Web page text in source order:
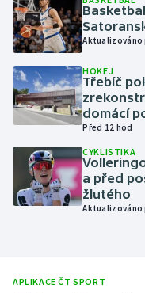
Moderní pětiboj
Motorsport
Olympijské hry
Plavání
Plážový volejbal
Aktualizováno
HOKEJ
Třebíč
domácí
Před 12 hod
CYKLISTIKA
a před
žlutého
Aktualizováno
APLIKACE ČT SPORT